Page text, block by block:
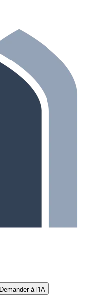
Demander à l'IA